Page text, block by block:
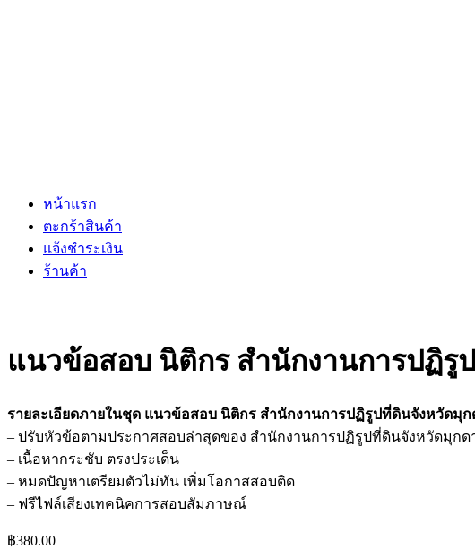
หน้าแรก
ตะกร้าสินค้า
แจ้งชำระเงิน
ร้านค้า
แนวข้อสอบ นิติกร สำนักงานการปฏิรู
รายละเอียดภายในชุด แนวข้อสอบ นิติกร สำนักงานการปฏิรูปที่ดินจังหวัดมุ
– ปรับหัวข้อตามประกาศสอบล่าสุดของ สำนักงานการปฏิรูปที่ดินจังหวัดมุกด
– เนื้อหากระชับ ตรงประเด็น
– หมดปัญหาเตรียมตัวไม่ทัน เพิ่มโอกาสสอบติด
– ฟรีไฟล์เสียงเทคนิคการสอบสัมภาษณ์
฿380.00